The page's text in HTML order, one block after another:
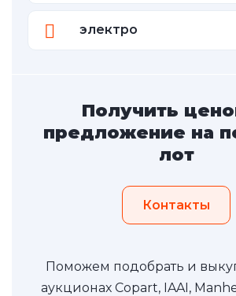
электро
Получить
предложение на
лот
Контакты
Поможем подобрать и
аукционах Copart, IAAI,